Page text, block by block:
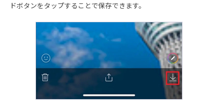
ドボタンをタップすることで保存できます。